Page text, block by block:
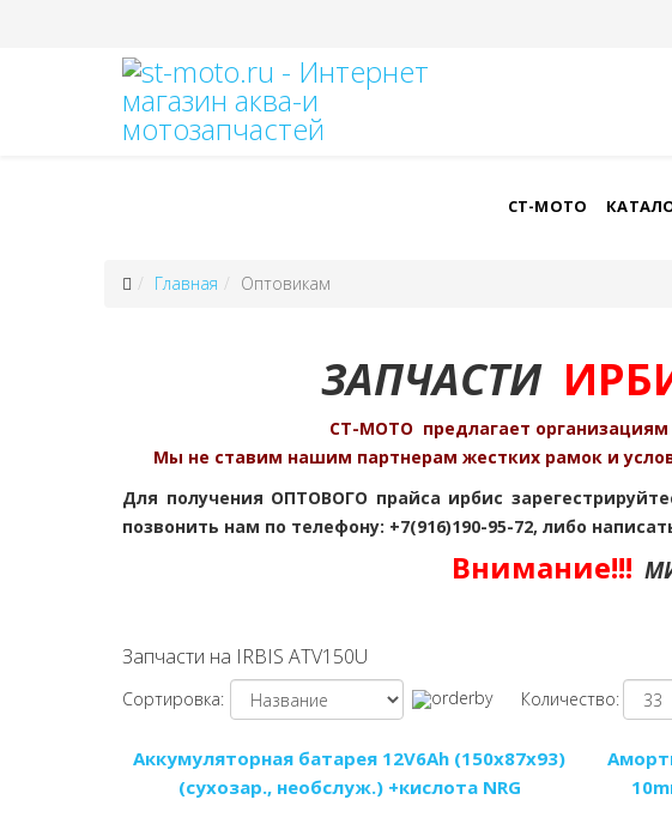
СТ-МОТО
Главная Оптовикам
ЗАПЧАСТИ
СТ-МОТО предлагает
Мы не ставим нашим партнерам жестких рамок и
Для получения ОПТОВОГО прайса ирбис
позвонить нам по телефону: +7(916)190-95-72, либо
Внимание!!!
Запчасти на IRBIS ATV150U
Сортировка: Количество:
Аккумуляторная батарея 12V6Ah (150x87x93)
(сухозар., необслуж.) +кислота NRG